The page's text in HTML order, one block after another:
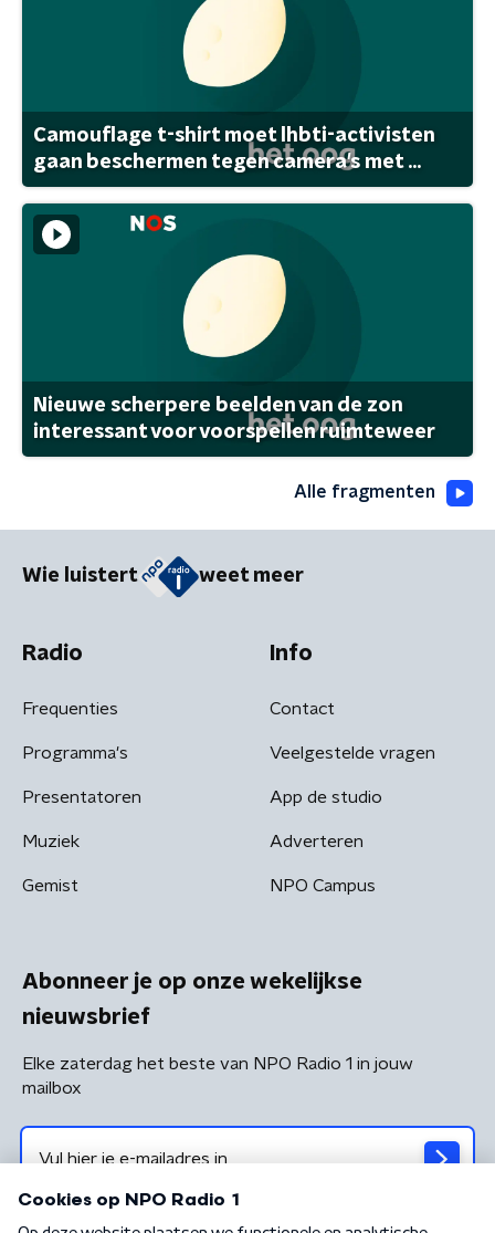
Camouflage t-shirt moet lhbti-activisten
gaan beschermen tegen camera's met ...
Nieuwe scherpere beelden van de zon
interessant voor voorspellen ruimteweer
Alle fragmenten
Wie luistert weet meer
Radio
Frequenties
Programma's
Presentatoren
Muziek
Gemist
Info
Contact
Veelgestelde vragen
App de studio
Adverteren
NPO Campus
Abonneer je op onze wekelijkse
nieuwsbrief
Elke zaterdag het beste van NPO Radio 1 in jouw
mailbox